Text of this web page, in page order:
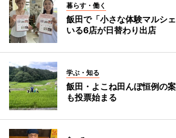
暮らす・働く
飯田で「小さな体験マルシ
いる6店が日替わり出店
学ぶ・知る
飯田・よこね田んぼ恒例の
も投票始まる